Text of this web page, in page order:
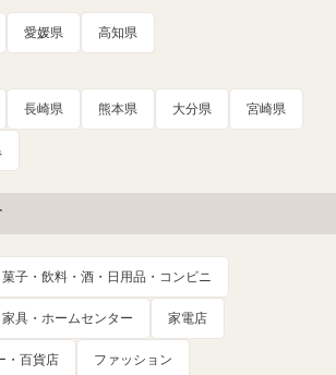
愛媛県 高知県
長崎県 熊本県 大分県 宮崎県
子・飲料・酒・日用品・コンビニ
家具・ホームセンター 家電店
・百貨店 ファッション